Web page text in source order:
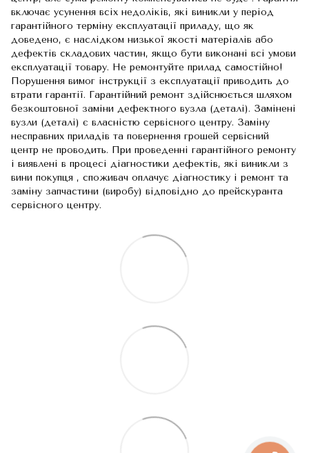
включає усунення всіх недоліків, які виникли у період
гарантійного терміну експлуатації приладу, що як
доведено, є наслідком низької якості матеріалів або
дефектів складових частин, якщо бути виконані всі умови
експлуатації товару. Не ремонтуйте прилад самостійно!
Порушення вимог інструкції з експлуатації приводить до
втрати гарантії. Гарантійний ремонт здійснюється шляхом
безкоштовної заміни дефектного вузла (деталі). Замінені
вузли (деталі) є власністю сервісного центру. Заміну
несправних приладів та повернення грошей сервісний
центр не проводить. При проведенні гарантійного ремонту
і виявлені в процесі діагностики дефектів, які виникли з
вини покупця , споживач оплачує діагностику і ремонт та
заміну запчастини (виробу) відповідно до прейскуранта
сервісного центру.